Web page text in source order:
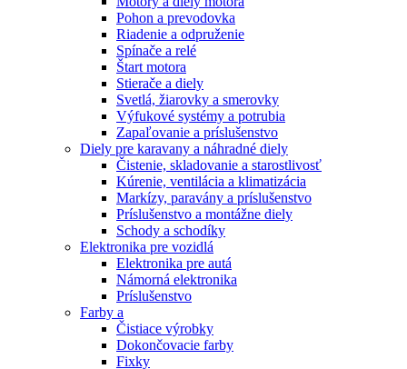
Pohon a prevodovka
Riadenie a odpruženie
Spínače a relé
Štart motora
Stierače a diely
Svetlá, žiarovky a smerovky
Výfukové systémy a potrubia
Zapaľovanie a príslušenstvo
Diely pre karavany a náhradné diely
Čistenie, skladovanie a starostlivosť
Kúrenie, ventilácia a klimatizácia
Markízy, paravány a príslušenstvo
Príslušenstvo a montážne diely
Schody a schodíky
Elektronika pre vozidlá
Elektronika pre autá
Námorná elektronika
Príslušenstvo
Farby a
Čistiace výrobky
Dokončovacie farby
Fixky